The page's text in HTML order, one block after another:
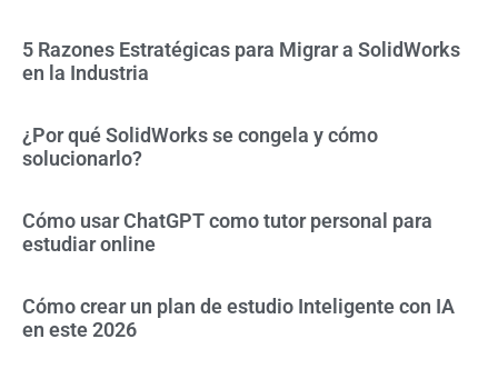
5 Razones Estratégicas para Migrar a SolidWorks
en la Industria
¿Por qué SolidWorks se congela y cómo
solucionarlo?
Cómo usar ChatGPT como tutor personal para
estudiar online
Cómo crear un plan de estudio Inteligente con IA
en este 2026